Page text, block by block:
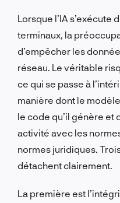
Lorsque l’IA s’exécute
terminaux, la
d’empêcher les
réseau. Le véritable
ce qui se passe à
manière dont le
le code qu’il génère et
activité avec les
normes juridiques.
détachent clairement.
La première est